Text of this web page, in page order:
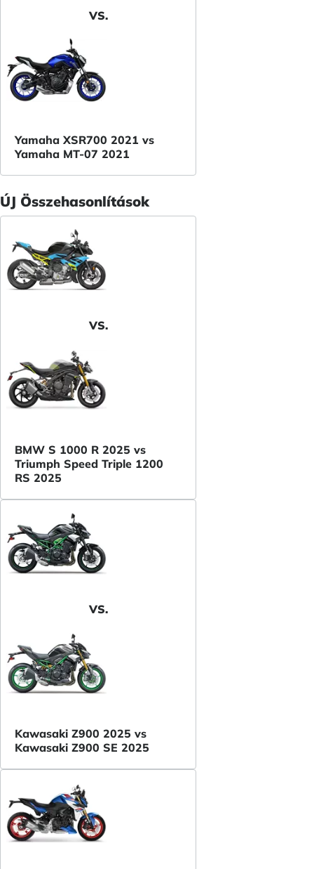
VS.
Yamaha XSR700 2021 vs
Yamaha MT-07 2021
ÚJ Összehasonlítások
VS.
BMW S 1000 R 2025 vs
Triumph Speed Triple 1200
RS 2025
VS.
Kawasaki Z900 2025 vs
Kawasaki Z900 SE 2025